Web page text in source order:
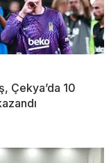
Çekya’da 10